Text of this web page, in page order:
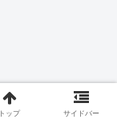
トップ サイドバー